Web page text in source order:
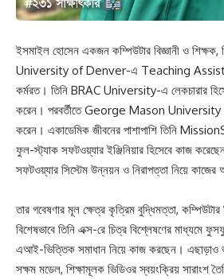
ইসমাইল হোসেন একজন কম্পিউটার বিজ্ঞানী ও শিক্ষক,
University of Denver-এ Teaching
কর্মরত। তিনি BRAC University-এ লেকচারার
করেন। পরবর্তীতে George Mason University
করেন। একাডেমিক জীবনের পাশাপাশি তিনি
ফুল-স্ট্যাক সফটওয়্যার ইঞ্জিনিয়ার হিসেবে কাজ
সফটওয়্যার সিস্টেম উন্নয়ন ও নিরাপত্তা নিয়ে কাজের
তার গবেষণার মূল ক্ষেত্র কৃত্রিম বুদ্ধিমত্তা,
বিশেষভাবে তিনি এক্স-রে চিত্র বিশ্লেষণের মাধ্যমে
এআই-ভিত্তিক সমাধান নিয়ে কাজ করছেন। এছাড়াও
সক্ষম মডেল, শিক্ষামূলক ভিডিওর স্বয়ংক্রিয় সারাংশ